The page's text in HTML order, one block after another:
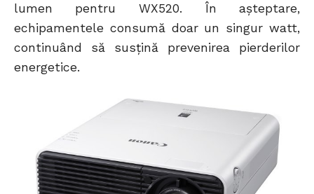
lumen pentru WX520. În aşteptare,
echipamentele consumă doar un singur watt,
continuând să susţină prevenirea pierderilor
energetice.